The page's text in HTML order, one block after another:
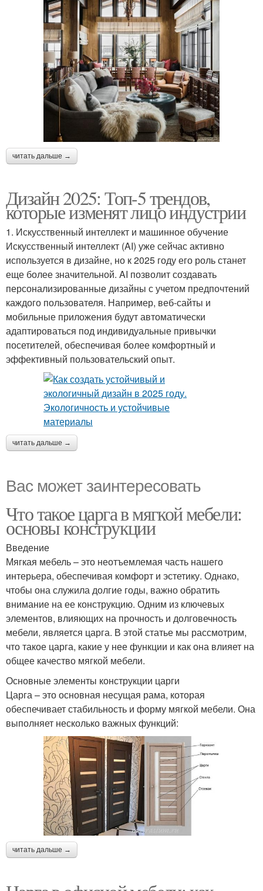
читать дальше →
Дизайн 2025: Топ-5 трендов,
которые изменят лицо индустрии
1. Искусственный интеллект и машинное обучение
Искусственный интеллект (AI) уже сейчас активно
используется в дизайне, но к 2025 году его роль станет
еще более значительной. AI позволит создавать
персонализированные дизайны с учетом предпочтений
каждого пользователя. Например, веб-сайты и
мобильные приложения будут автоматически
адаптироваться под индивидуальные привычки
посетителей, обеспечивая более комфортный и
эффективный пользовательский опыт.
читать дальше →
Вас может заинтересовать
Что такое царга в мягкой мебели:
основы конструкции
Введение
Мягкая мебель – это неотъемлемая часть нашего
интерьера, обеспечивая комфорт и эстетику. Однако,
чтобы она служила долгие годы, важно обратить
внимание на ее конструкцию. Одним из ключевых
элементов, влияющих на прочность и долговечность
мебели, является царга. В этой статье мы рассмотрим,
что такое царга, какие у нее функции и как она влияет на
общее качество мягкой мебели.
Основные элементы конструкции царги
Царга – это основная несущая рама, которая
обеспечивает стабильность и форму мягкой мебели. Она
выполняет несколько важных функций:
читать дальше →